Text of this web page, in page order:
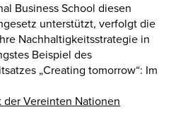
Business School diesen
unterstützt, verfolgt die
Nachhaltigkeitsstrategie in
Beispiel des
„Creating tomorrow“: Im
der Vereinten Nationen